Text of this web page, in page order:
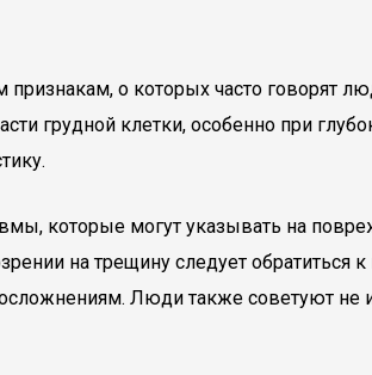
о которых часто говорят
грудной клетки, особенно при
которые могут указывать на
на трещину следует обратиться
Люди также советуют не